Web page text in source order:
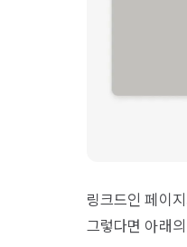
링크드인 페이
그렇다면 아래